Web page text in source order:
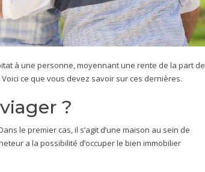
à une personne, moyennant une rente de la part de
ce que vous devez savoir sur ces dernières.
?
le premier cas, il s’agit d’une maison au sein de
a la possibilité d’occuper le bien immobilier